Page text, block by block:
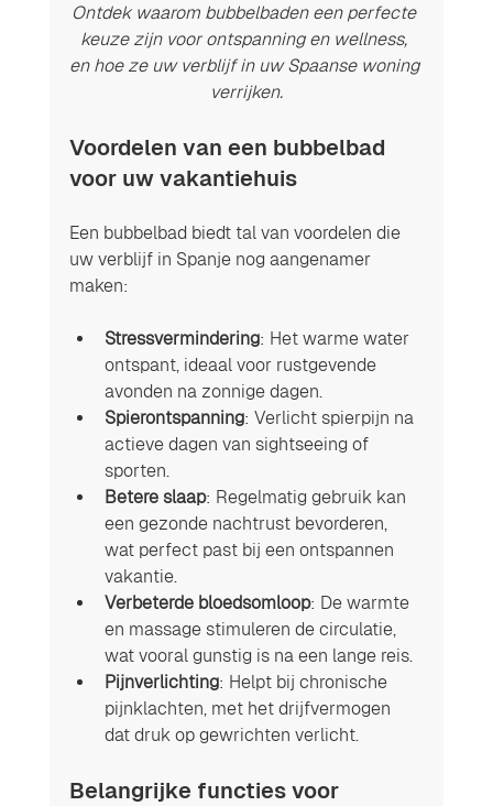
Ontdek waarom bubbelbaden een perfecte
keuze zijn voor ontspanning en wellness,
en hoe ze uw verblijf in uw Spaanse woning
verrijken.
Voordelen van een bubbelbad
voor uw vakantiehuis
Een bubbelbad biedt tal van voordelen die
uw verblijf in Spanje nog aangenamer
maken:
Stressvermindering: Het warme water
ontspant, ideaal voor rustgevende
avonden na zonnige dagen.
Spierontspanning: Verlicht spierpijn na
actieve dagen van sightseeing of
sporten.
Betere slaap: Regelmatig gebruik kan
een gezonde nachtrust bevorderen,
wat perfect past bij een ontspannen
vakantie.
Verbeterde bloedsomloop: De warmte
en massage stimuleren de circulatie,
wat vooral gunstig is na een lange reis.
Pijnverlichting: Helpt bij chronische
pijnklachten, met het drijfvermogen
dat druk op gewrichten verlicht.
Belangrijke functies voor